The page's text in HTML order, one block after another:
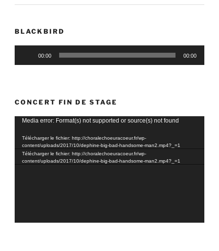
BLACKBIRD
00:00 00:00
CONCERT FIN DE STAGE
Lecteur
Media error: Format(s) not supported or source(s) not found
Télécharger le fichier: http://choralechoeuracoeur.fr/wp-
content/uploads/2017/10/dephine-big-bad-handsome-man2.mp4?_=1
Télécharger le fichier: http://choralechoeuracoeur.fr/wp-
content/uploads/2017/10/dephine-big-bad-handsome-man2.mp4?_=1